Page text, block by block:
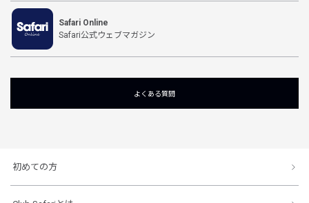
Safari Online
Safari公式ウェブマガジン
よくある質問
初めての方